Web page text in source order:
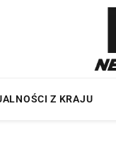
Z KRAJU